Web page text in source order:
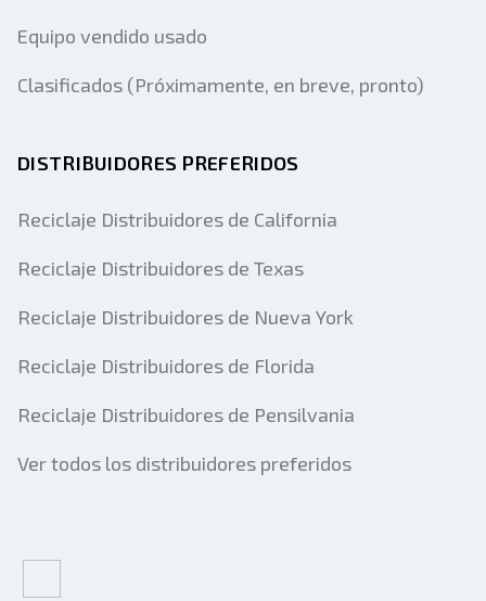
Equipo vendido usado
Clasificados (Próximamente, en breve, pronto)
DISTRIBUIDORES PREFERIDOS
Reciclaje Distribuidores de California
Reciclaje Distribuidores de Texas
Reciclaje Distribuidores de Nueva York
Reciclaje Distribuidores de Florida
Reciclaje Distribuidores de Pensilvania
Ver todos los distribuidores preferidos